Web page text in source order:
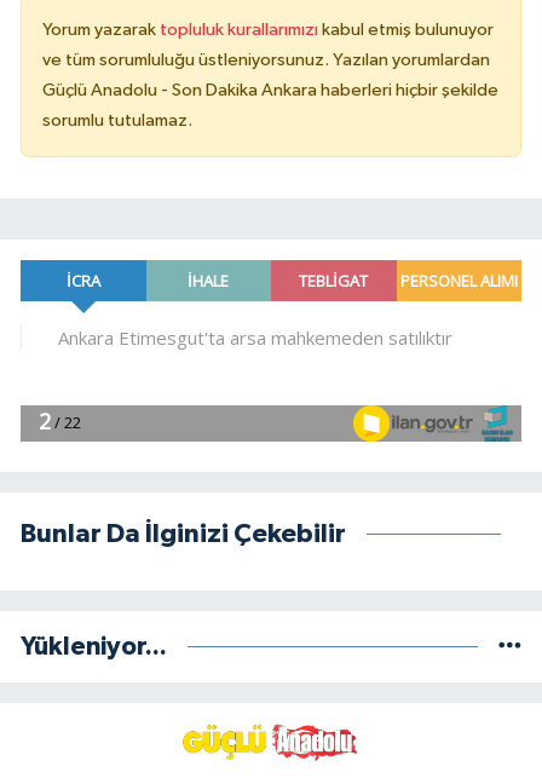
Yorum yazarak topluluk kurallarımızı kabul etmiş bulunuyor
ve tüm sorumluluğu üstleniyorsunuz. Yazılan yorumlardan
Güçlü Anadolu - Son Dakika Ankara haberleri hiçbir şekilde
sorumlu tutulamaz.
Bunlar Da İlginizi Çekebilir
Yükleniyor...